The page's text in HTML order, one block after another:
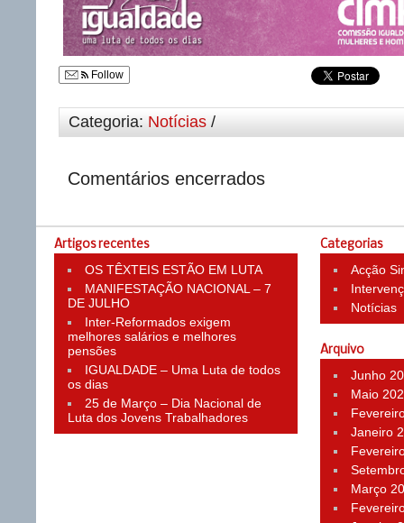
Follow
Categoria: Notícias /
Comentários encerrados
Artigos recentes
OS TÊXTEIS ESTÃO EM LUTA
MANIFESTAÇÃO NACIONAL – 7
DE JULHO
Inter-Reformados exigem
melhores salários e melhores
pensões
IGUALDADE – Uma Luta de todos
os dias
25 de Março – Dia Nacional de
Luta dos Jovens Trabalhadores
Categorias
Acção
Notícias
Arquivo
Junho
Maio
Janeiro
Março